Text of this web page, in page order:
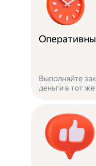
Выполняйте
деньги в тот